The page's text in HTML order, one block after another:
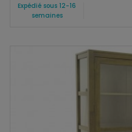
Expédié sous 12-16
semaines